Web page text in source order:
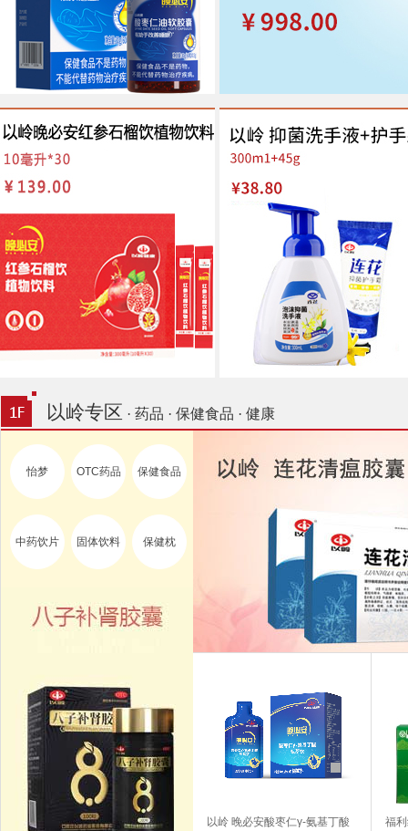
以岭专区 · 药品 · 保健食品 · 健康
怡梦 OTC药品 保健食品
中药饮片 固体饮料 保健枕
以岭 晚必安酸枣仁γ-氨基丁酸
福